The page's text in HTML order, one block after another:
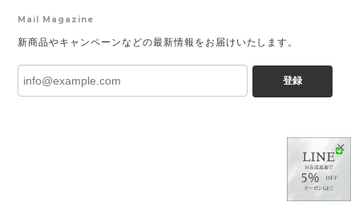
✕
Mail Magazine
新商品やキャンペーンなどの最新情報をお届けいたします。
登録